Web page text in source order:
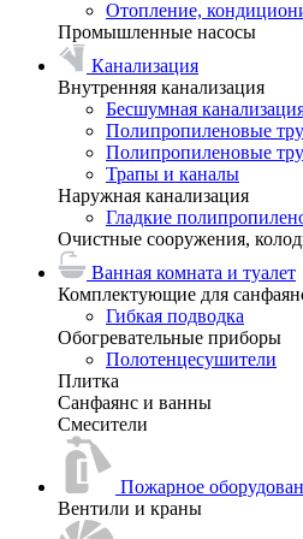
Отопление,
Промышленные насосы
Канализация
Внутренняя канализация
Бесшумная
Полипропиленовые
Полипропиленовые
Трапы и каналы
Наружная канализация
Гладкие
Очистные сооружения,
Ванная комната и туалет
Комплектующие для
Гибкая подводка
Обогревательные приборы
Полотенцесушители
Плитка
Санфаянс и ванны
Смесители
Пожарное
Вентили и краны